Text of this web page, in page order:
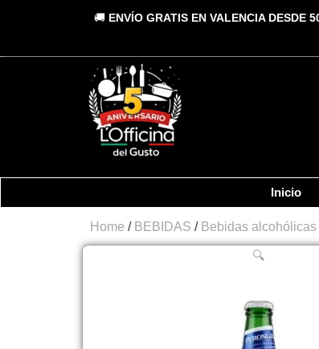
🚚 ENVÍO GRATIS EN VALENCIA DESDE
Inicio
Home / BEBIDAS / Bebidas alcohólicas
🔍